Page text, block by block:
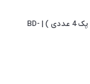
قلاب بلک داگ سایز 4 سانت ( پک 4 عددی ) | BD-